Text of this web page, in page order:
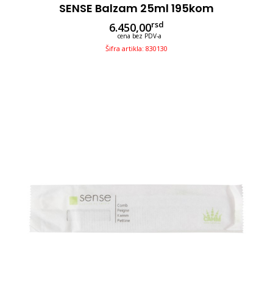
SENSE Balzam 25ml 195kom
6.450,00rsd
cena bez PDV-a
Šifra artikla: 830130